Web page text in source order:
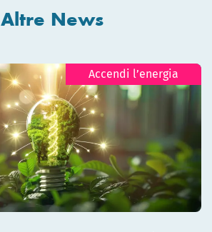
Altre News
Accendi l’energia